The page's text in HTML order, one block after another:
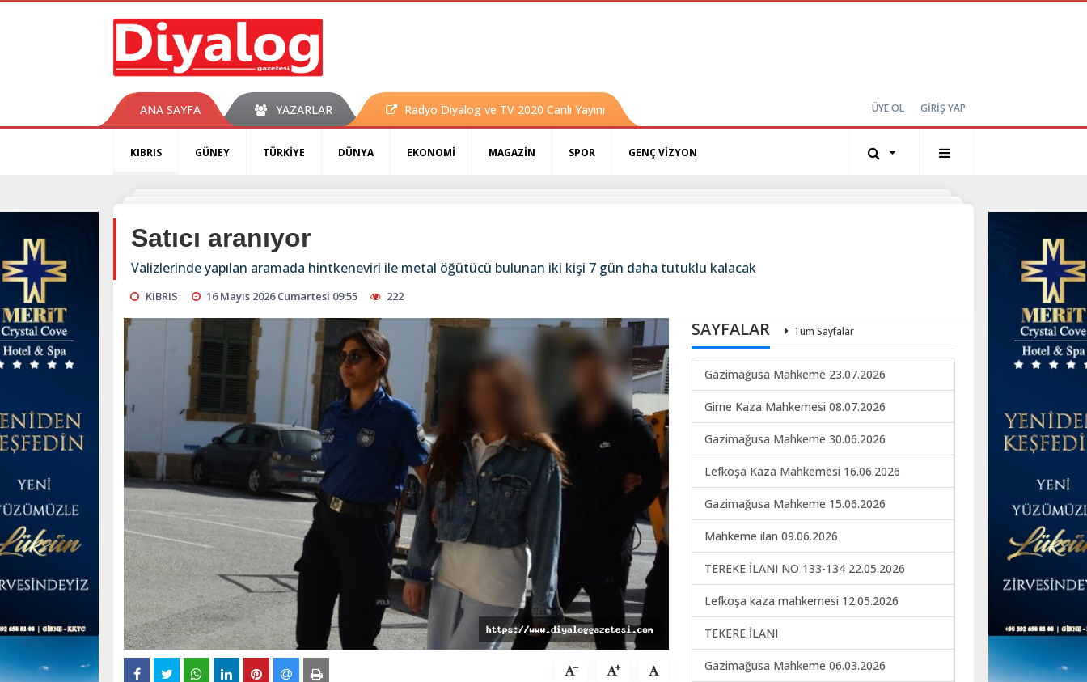
ANA SAYFA YAZARLAR Radyo Diyalog ve TV 2020 Canlı Yayını ÜYE OL GİRİŞ YAP
KIBRIS GÜNEY TÜRKİYE DÜNYA EKONOMİ MAGAZİN SPOR GENÇ VİZYON
Satıcı aranıyor
Valizlerinde yapılan aramada hintkeneviri ile metal öğütücü bulunan iki kişi 7 gün daha tutuklu kalacak
KIBRIS 16 Mayıs 2026 Cumartesi 09:55 222
SAYFALAR Tüm Sayfalar
Gazimağusa Mahkeme 23.07.2026
Girne Kaza Mahkemesi 08.07.2026
Gazimağusa Mahkeme 30.06.2026
Lefkoşa Kaza Mahkemesi 16.06.2026
Gazimağusa Mahkeme 15.06.2026
Mahkeme ilan 09.06.2026
TEREKE İLANI NO 133-134 22.05.2026
Lefkoşa kaza mahkemesi 12.05.2026
TEKERE İLANI
Gazimağusa Mahkeme 06.03.2026